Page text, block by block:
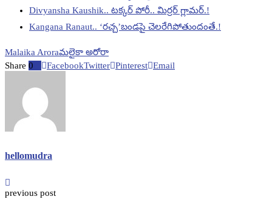
Divyansha Kaushik.. టక్కర్ పోరీ.. మిర్రర్ గ్లామర్.!
Kangana Ranaut.. ‘రచ్చ’బండపై చెలరేగిపోతుందంతే.!
Malaika Aroraమలైకా అరోరా
Share 0 FacebookTwitter Pinterest Email
hellomudra
previous post